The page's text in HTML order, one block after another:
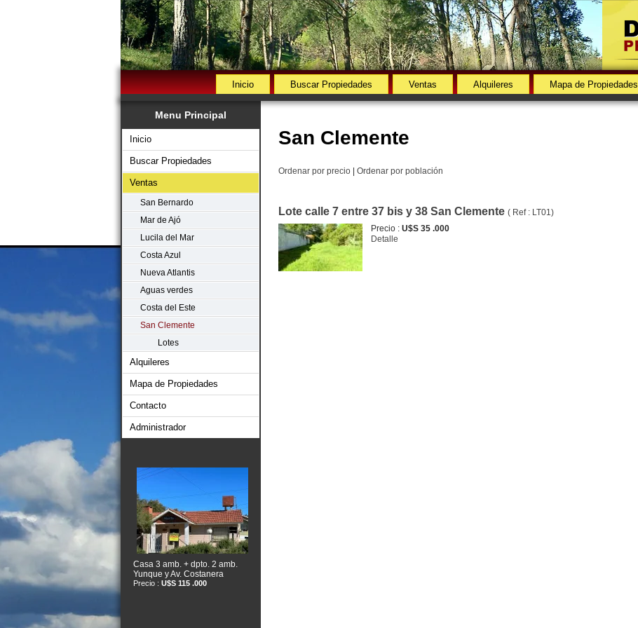
Inicio Buscar Propiedades Ventas Alquileres Mapa de Propiedades
Menu Principal
Inicio
Buscar Propiedades
Ventas
San Bernardo
Mar de Ajó
Lucila del Mar
Costa Azul
Nueva Atlantis
Aguas verdes
Costa del Este
San Clemente
Lotes
Alquileres
Mapa de Propiedades
Contacto
Administrador
Casa 3 amb. + dpto. 2 amb.
Yunque y Av. Costanera
Precio : U$S 115 .000
San Clemente
Ordenar por precio Ordenar por población
Lote calle 7 entre 37 bis y 38 San Clemente ( Ref : LT01)
Precio : U$S 35 .000
Detalle